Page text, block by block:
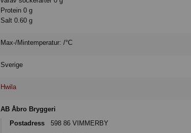
Protein 0 g
Salt 0.60 g
Max-/Mintemperatur: /°C
Sverige
Hwila
AB Åbro Bryggeri
Postadress
598 86 VIMMERBY